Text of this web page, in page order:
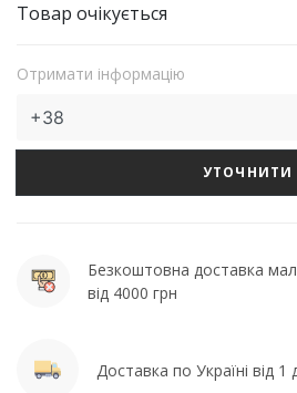
Товар очікується
Отримати інформацію
УТОЧНИТИ
Безкоштовна доставка
від 4000 грн
Доставка по Україні від 1